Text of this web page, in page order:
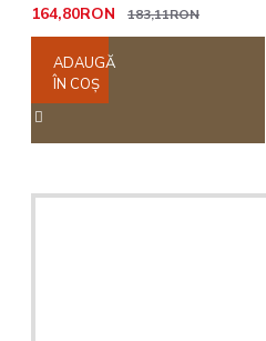
164,80RON
183,11RON
ADAUGĂ
ÎN COŞ